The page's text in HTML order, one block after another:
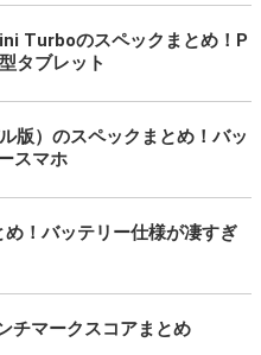
Turboのスペックまとめ！P
タブレット
版）のスペックまとめ！バッ
スマホ
！バッテリー仕様が凄すぎ
チマークスコアまとめ